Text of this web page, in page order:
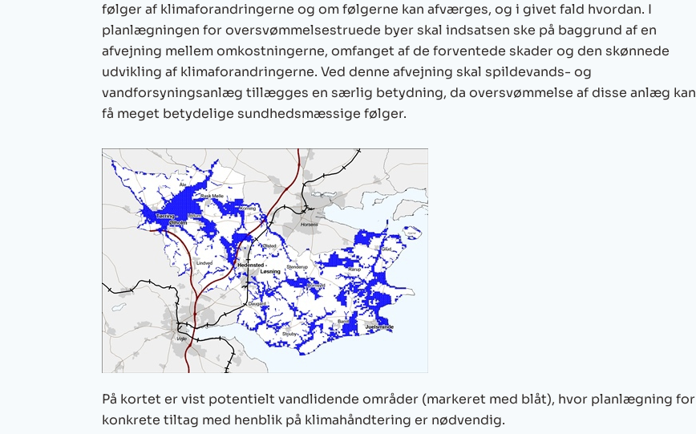
følger af klimaforandringerne og om følgerne kan afværges, og i givet fald hvordan. I
planlægningen for oversvømmelsestruede byer skal indsatsen ske på baggrund af en
afvejning mellem omkostningerne, omfanget af de forventede skader og den skønnede
udvikling af klimaforandringerne. Ved denne afvejning skal spildevands- og
vandforsyningsanlæg tillægges en særlig betydning, da oversvømmelse af disse anlæg kan
få meget betydelige sundhedsmæssige følger.
På kortet er vist potentielt vandlidende områder (markeret med blåt), hvor planlægning for
konkrete tiltag med henblik på klimahåndtering er nødvendig.